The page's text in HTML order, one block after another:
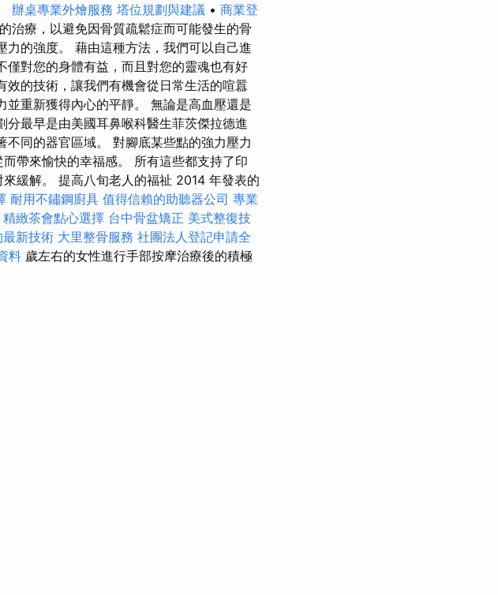
辦桌專業外燴服務 塔位規劃與建議 • 商業登
治療，以避免因骨質疏鬆症而可能發生的骨
的強度。 藉由這種方法，我們可以自己進
對您的身體有益，而且對您的靈魂也有好
的技術，讓我們有機會從日常生活的喧囂
重新獲得內心的平靜。 無論是高血壓還是
最早是由美國耳鼻喉科醫生菲茨傑拉德進
同的器官區域。 對腳底某些點的強力壓力
帶來愉快的幸福感。 所有這些都支持了印
緩解。 提高八旬老人的福祉 2014 年發表的
耐用不鏽鋼廚具 值得信賴的助聽器公司 專業
精緻茶會點心選擇 台中骨盆矯正 美式整復技
新技術 大里整骨服務 社團法人登記申請全
料 歲左右的女性進行手部按摩治療後的積極